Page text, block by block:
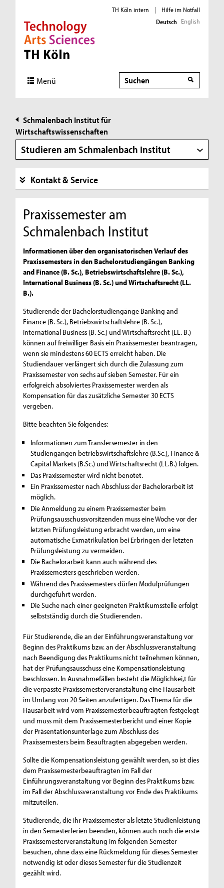
Direkt zur Hauptnavigation
Direkt zur Subnavigation
Direkt zum Inhalt
Direkt zum Fußbereich
TH Köln intern |
Hilfe im Notfall
Deutsch English
Menü Suche
Suche
Schmalenbach Institut für
Wirtschaftswissenschaften
Studieren am Schmalenbach Institut
Kontakt & Service
Praxissemester am
Schmalenbach Institut
Informationen über den organisatorischen Verlauf des
Praxissemesters in den Bachelorstudiengängen Banking
and Finance (B. Sc.), Betriebswirtschaftslehre (B. Sc.),
International Business (B. Sc.) und Wirtschaftsrecht (LL.
B.).
Studierende der Bachelorstudiengänge Banking and
Finance (B. Sc.), Betriebswirtschaftslehre (B. Sc.),
International Business (B. Sc.) und Wirtschaftsrecht (LL. B.)
können auf freiwilliger Basis ein Praxissemester beantragen,
wenn sie mindestens 60 ECTS erreicht haben. Die
Studiendauer verlängert sich durch die Zulassung zum
Praxissemester von sechs auf sieben Semester. Für ein
erfolgreich absolviertes Praxissemester werden als
Kompensation für das zusätzliche Semester 30 ECTS
vergeben.
Bitte beachten Sie folgendes:
Informationen zum Transfersemester in den
Studiengängen betriebswirtschaftslehre (B.Sc.), Finance &
Capital Markets (B.Sc.) und Wirtschaftsrecht (LL.B.) folgen.
Das Praxissemester wird nicht benotet.
Ein Praxissemester nach Abschluss der Bachelorarbeit ist
möglich.
Die Anmeldung zu einem Praxissemester beim
Prüfungsausschussvorsitzenden muss eine Woche vor der
letzten Prüfungsleistung erbracht werden, um eine
automatische Exmatrikulation bei Erbringen der letzten
Prüfungsleistung zu vermeiden.
Die Bachelorarbeit kann auch während des
Praxissemesters geschrieben werden.
Während des Praxissemesters dürfen Modulprüfungen
durchgeführt werden.
Die Suche nach einer geeigneten Praktikumsstelle erfolgt
selbstständig durch die Studierenden.
Für Studierende, die an der Einführungsveranstaltung vor
Beginn des Praktikums bzw. an der Abschlussveranstaltung
nach Beendigung des Praktikums nicht teilnehmen können,
hat der Prüfungsausschuss eine Kompensationsleistung
beschlossen. In Ausnahmefällen besteht die Möglichkei,t für
die verpasste Praxissemesterveranstaltung eine Hausarbeit
im Umfang von 20 Seiten anzufertigen. Das Thema für die
Hausarbeit wird vom Praxissemesterbeauftragten festgelegt
und muss mit dem Praxissemesterbericht und einer Kopie
der Präsentationsunterlage zum Abschluss des
Praxissemesters beim Beauftragten abgegeben werden.
Sollte die Kompensationsleistung gewählt werden, so ist dies
dem Praxissemesterbeauftragten im Fall der
Einführungsveranstaltung vor Beginn des Praktikums bzw.
im Fall der Abschlussveranstaltung vor Ende des Praktikums
mitzuteilen.
Studierende, die ihr Praxissemester als letzte Studienleistung
in den Semesterferien beenden, können auch noch die erste
Praxissemesterveranstaltung im folgenden Semester
besuchen, ohne dass eine Rückmeldung für dieses Semester
notwendig ist oder dieses Semester für die Studienzeit
gezählt wird.